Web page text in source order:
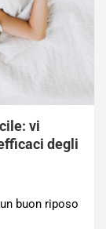
vi
degli
buon riposo